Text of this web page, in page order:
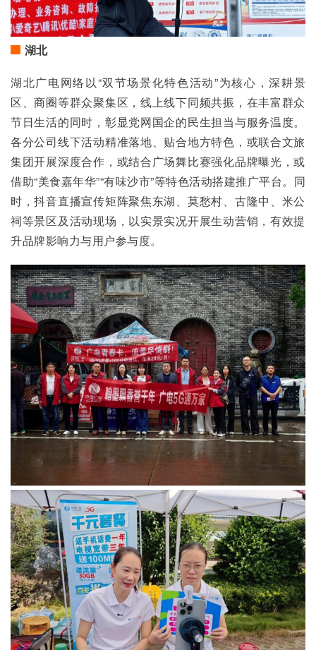
湖北
湖北广电网络以“双节场景化特色活动”为核心，深耕景
区、商圈等群众聚集区，线上线下同频共振，在丰富群众
节日生活的同时，彰显党网国企的民生担当与服务温度。
各分公司线下活动精准落地、贴合地方特色，或联合文旅
集团开展深度合作，或结合广场舞比赛强化品牌曝光，或
借助“美食嘉年华”“有味沙市”等特色活动搭建推广平台。同
时，抖音直播宣传矩阵聚焦东湖、莫愁村、古隆中、米公
祠等景区及活动现场，以实景实况开展生动营销，有效提
升品牌影响力与用户参与度。